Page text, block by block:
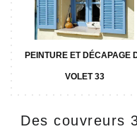
PEINTURE ET DÉCAPAGE
VOLET 33
Des couvreurs